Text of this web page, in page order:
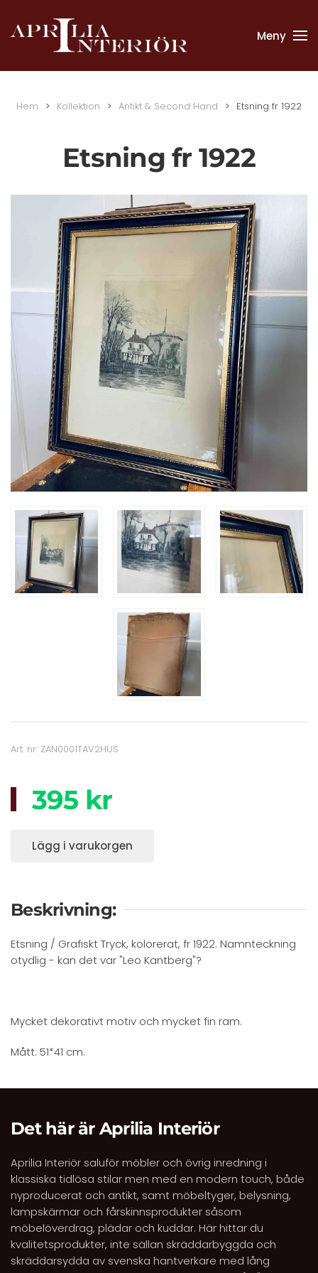
Skip to main content Meny
Hem Kollektion Antikt & Second Hand Etsning fr 1922
Etsning fr 1922
Art. nr: ZAN0001TAV2HUS
395 kr
Lägg i varukorgen
Beskrivning:
Etsning / Grafiskt Tryck, kolorerat, fr 1922. Namnteckning
otydlig - kan det var "Leo Kantberg"?
Mycket dekorativt motiv och mycket fin ram.
Mått: 51*41 cm.
Det här är Aprilia Interiör
Aprilia Interiör saluför möbler och övrig inredning i
klassiska tidlösa stilar men med en modern touch, både
nyproducerat och antikt, samt möbeltyger, belysning,
lampskärmar och fårskinnsprodukter såsom
möbelöverdrag, plädar och kuddar. Här hittar du
kvalitetsprodukter, inte sällan skräddarbyggda och
skräddarsydda av svenska hantverkare med lång